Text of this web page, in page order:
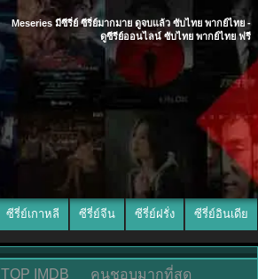
Meseries มีซีรี่ย์ ซีรี่ย์มากมาย ดูจบแล้ว ซับไทย พากย์ไทย -
ดูซีรีย์ออนไลน์ ซับไทย พากย์ไทย ฟรี
ซีรี่ย์เกาหลี ซีรี่ย์จีน ซีรี่ย์ฝรั่ง ซีรี่ย์อินเดีย
TOP IMDB คนชอบมากที่สุด